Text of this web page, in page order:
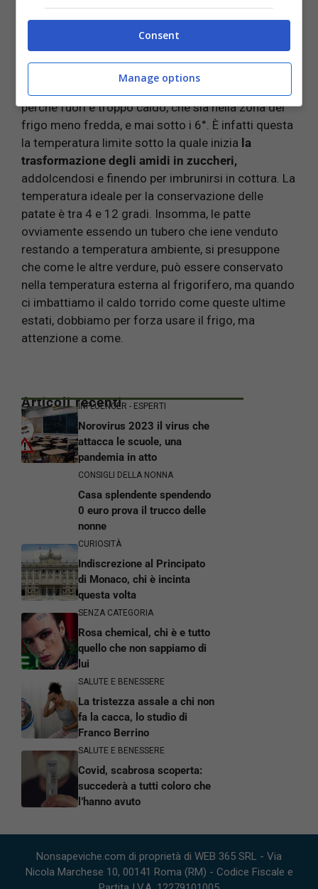
Stando al parere degli esperti, le patate devono
essere conservate ad una temperatura di mai
superiore ai 12°, ma non sempre è possibile a
causa delle condizioni climatiche del nostro paese.
perchè fuori è troppo caldo, che sia nella zona del
frigo meno fredda, e mai sotto i 6°. È infatti questa
la temperatura limite sotto la quale inizia la
trasformazione degli amidi in zuccheri,
addolcendosi e finendo per imbrunirsi in cottura. La
temperatura ideale per la conservazione delle
patate è tra 4 e 12 gradi. Insomma, le patte
ovviamente essendo un tubero che iene venduto
restando a temperatura ambiente, si presuppone
che come le altre verdure, può essere conservato
nella temperatura esterna al frigorifero, ma quando
ci imbattiamo il caldo torrido come queste ultime
estati, dobbiamo per forza usare il frigo, ma
attenzione a come.
Articoli recentiINFLUENCER - ESPERTI
Norovirus 2023 il virus che
attacca le scuole, una
pandemia in atto
CONSIGLI DELLA NONNA
Casa splendente spendendo
0 euro prova il trucco delle
nonne
CURIOSITÀ
Indiscrezione al Principato
di Monaco, chi è incinta
questa volta
SENZA CATEGORIA
Rosa chemical, chi è e tutto
quello che non sappiamo di
lui
SALUTE E BENESSERE
La tristezza assale a chi non
fa la cacca, lo studio di
Franco Berrino
SALUTE E BENESSERE
Covid, scabrosa scoperta:
succederà a tutti coloro che
l’hanno avuto
Nonsapeviche.com di proprietà di WEB 365 SRL - Via
Nicola Marchese 10, 00141 Roma (RM) - Codice Fiscale e
Consent
Manage options